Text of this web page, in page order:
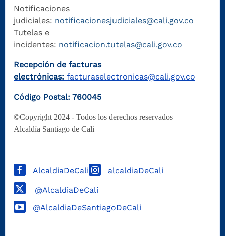
Notificaciones
judiciales: notificacionesjudiciales@cali.gov.co
Tutelas e
incidentes: notificacion.tutelas@cali.gov.co
Recepción de facturas
electrónicas: facturaselectronicas@cali.gov.co
Código Postal: 760045
©Copyright 2024 - Todos los derechos reservados
Alcaldía Santiago de Cali
AlcaldiaDeCali alcaldiaDeCali
@AlcaldiaDeCali
@AlcaldiaDeSantiagoDeCali